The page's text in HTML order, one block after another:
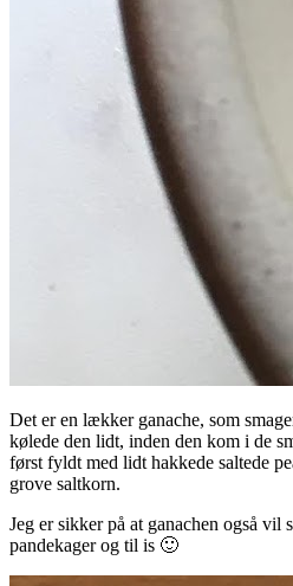
Det er en lækker ganache, som
kølede den lidt, inden den kom i de
først fyldt med lidt hakkede saltede
grove saltkorn.
Jeg er sikker på at ganachen også vil
pandekager og til is 🙂